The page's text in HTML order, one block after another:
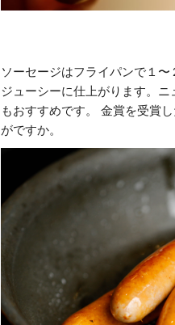
ソーセージはフライパンで１
ジューシーに仕上がります。
もおすすめです。 金賞を受賞
がですか。